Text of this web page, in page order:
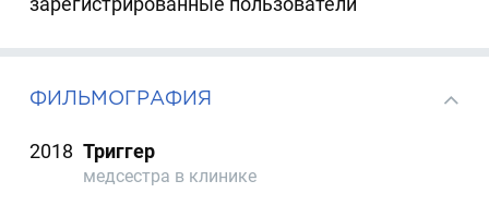
ФИЛЬМОГРАФИЯ
2018 Триггер
медсестра в клинике